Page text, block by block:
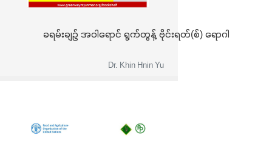
ခရမ်းချဉ် အဝါရောင် ရွက်တွန့် ဗိုင်းရတ်(စ်) ရောဂါ
Dr. Khin Hnin Yu